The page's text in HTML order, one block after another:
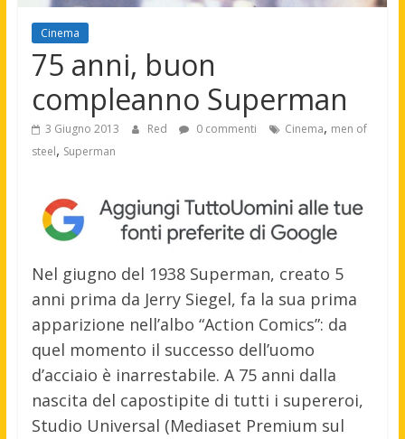
Cinema
75 anni, buon
compleanno Superman
3 Giugno 2013 Red 0 commenti Cinema, men of
steel, Superman
Nel giugno del 1938 Superman, creato 5
anni prima da Jerry Siegel, fa la sua prima
apparizione nell’albo “Action Comics”: da
quel momento il successo dell’uomo
d’acciaio è inarrestabile. A 75 anni dalla
nascita del capostipite di tutti i supereroi,
Studio Universal (Mediaset Premium sul